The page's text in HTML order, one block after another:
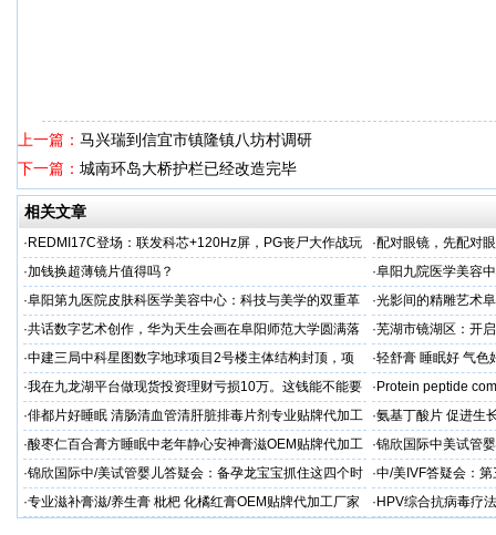
上一篇： 马兴瑞到信宜市镇隆镇八坊村调研
下一篇： 城南环岛大桥护栏已经改造完毕
相关文章
· REDMI17C登场：联发科芯+120Hz屏，PG丧尸大作战玩
家续航新选择
·配对眼镜，先配对
·加钱换超薄镜片值得吗？ ·阜阳九院医学美容
的“毫米艺术”
·阜阳第九医院皮肤科医学美容中心：科技与美学的双重革
命
·光影间的精雕艺术
·共话数字艺术创作，华为天生会画在阜阳师范大学圆满落
幕
·芜湖市镜湖区：开
·中建三局中科星图数字地球项目2号楼主体结构封顶，项
目建设热潮持续升温
·轻舒膏 睡眠好 气色
·我在九龙湖平台做现货投资理财亏损10万。这钱能不能要
回来？
· Protein peptide
·俳都片好睡眠 清肠清血管清肝脏排毒片剂专业贴牌代加工 ·氨基丁酸片 促进生
家
·酸枣仁百合膏方睡眠中老年静心安神膏滋OEM贴牌代加工
厂
·锦欣国际中美试管
·锦欣国际中/美试管婴儿答疑会：备孕龙宝宝抓住这四个时
机！
·中/美IVF答疑会：
孕！
·专业滋补膏滋/养生膏 枇杷 化橘红膏OEM贴牌代加工厂家 · HPV综合抗病毒疗